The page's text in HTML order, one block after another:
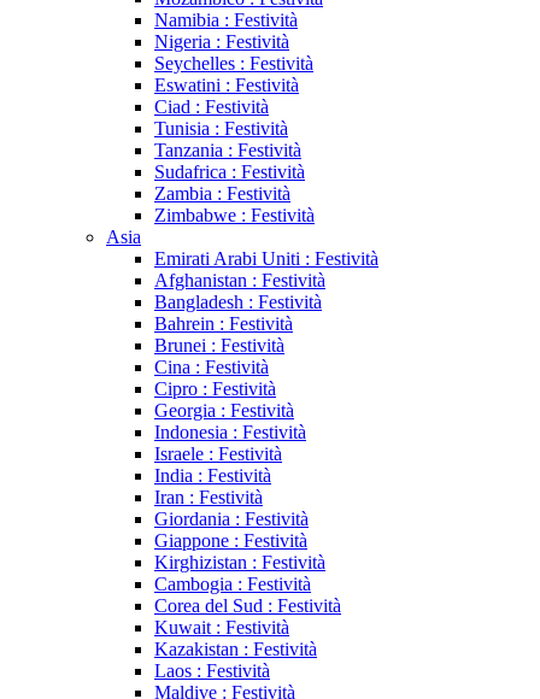
Namibia : Festività
Nigeria : Festività
Seychelles : Festività
Eswatini : Festività
Ciad : Festività
Tunisia : Festività
Tanzania : Festività
Sudafrica : Festività
Zambia : Festività
Zimbabwe : Festività
Asia
Emirati Arabi Uniti : Festività
Afghanistan : Festività
Bangladesh : Festività
Bahrein : Festività
Brunei : Festività
Cina : Festività
Cipro : Festività
Georgia : Festività
Indonesia : Festività
Israele : Festività
India : Festività
Iran : Festività
Giordania : Festività
Giappone : Festività
Kirghizistan : Festività
Cambogia : Festività
Corea del Sud : Festività
Kuwait : Festività
Kazakistan : Festività
Laos : Festività
Maldive : Festività